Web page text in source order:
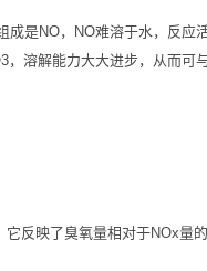
是NO，NO难溶于水，反应
溶解能力大大进步，从而可
反映了臭氧量相对于NOx量